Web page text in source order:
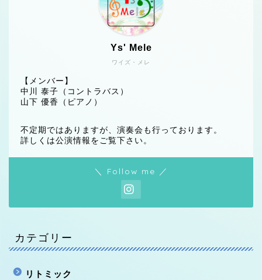
ワイズ・メレ
Ys' Mele
【メンバー】
中川 泰子（コントラバス）
山下 優香（ピアノ）
不定期ではありますが、演奏会も行っております。
詳しくは公演情報をご覧下さい。
＼ Follow me ／
カテゴリー
リトミック